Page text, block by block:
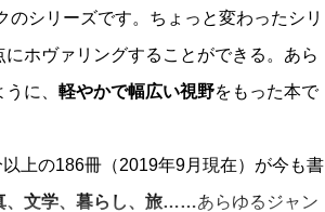
シリーズです。ちょっと変わったシリ
ホヴァリングすることができる。あら
に、 軽やかで幅広い視野をもった本で
上の186冊（2019年9月現在）が今も書
、文学、暮らし、旅……あらゆるジャン